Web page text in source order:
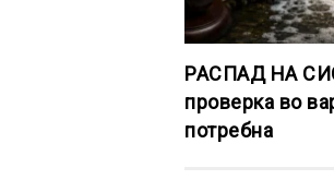
РАСПАД НА
проверка во
потребна